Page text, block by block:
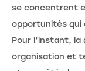
se concentrent
opportunités qui
Pour l’instant,
organisation et